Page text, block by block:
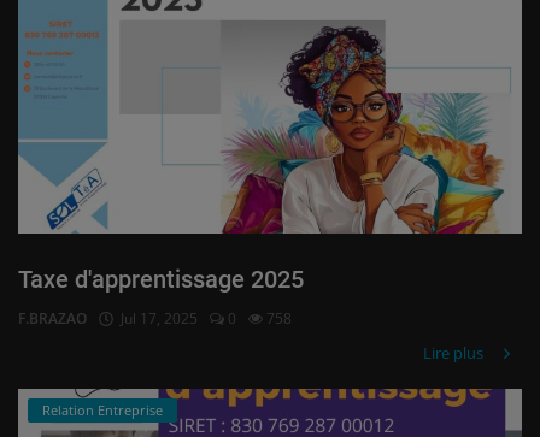
Taxe d'apprentissage 2025
F.BRAZAO Jul 17, 2025 0 758
Lire plus
Relation Entreprise